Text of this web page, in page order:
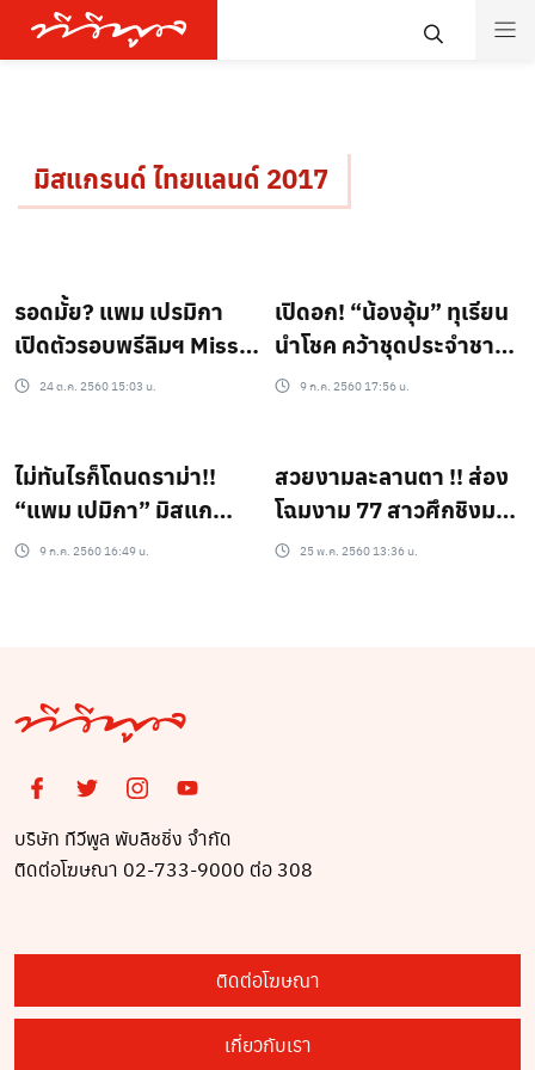
มิสแกรนด์ ไทยเเลนด์ 2017
รอดมั้ย? แพม เปรมิกา
เปิดตัวรอบพรีลิมฯ Miss
Grand International
24 ต.ค. 2560 15:03 น.
เปิดอก! “น้องอุ้ม” ทุเรียน
นำโชค คว้าชุดประจำชาติ
เผยถึงเรื่องบังเอิญแบบ
9 ก.ค. 2560 17:56 น.
ไม่ทันไรก็โดนดราม่า!!
“แพม เปมิกา” มิสแก
รนด์ฯ คนล่าสุด ถูกร้าน
9 ก.ค. 2560 16:49 น.
สวยงามละลานตา !! ส่อง
โฉมงาม 77 สาวศึกชิงม
งมิสแกรนด์ตัวแทนแต่ละ
25 พ.ค. 2560 13:36 น.
บริษัท ทีวีพูล พับลิชชิ่ง จำกัด
ติดต่อโฆษณา 02-733-9000 ต่อ 308
ติดต่อโฆษณา
เกี่ยวกับเรา